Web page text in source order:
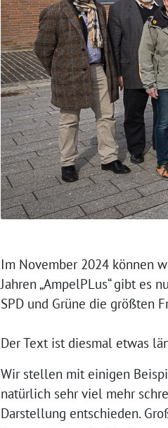
Im November 2024 können
Jahren „AmpelPLus“ gibt es
SPD und Grüne die größten
Der Text ist diesmal etwas
Wir stellen mit einigen
natürlich sehr viel mehr
Darstellung entschieden.